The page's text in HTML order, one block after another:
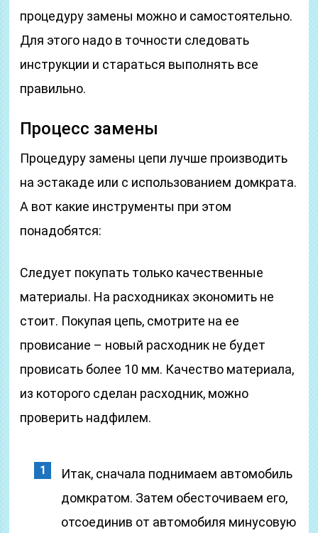
процедуру замены можно и самостоятельно.
Для этого надо в точности следовать
инструкции и стараться выполнять все
правильно.
Процесс замены
Процедуру замены цепи лучше производить
на эстакаде или с использованием домкрата.
А вот какие инструменты при этом
понадобятся:
Следует покупать только качественные
материалы. На расходниках экономить не
стоит. Покупая цепь, смотрите на ее
провисание – новый расходник не будет
провисать более 10 мм. Качество материала,
из которого сделан расходник, можно
проверить надфилем.
Итак, сначала поднимаем автомобиль
домкратом. Затем обесточиваем его,
отсоединив от автомобиля минусовую